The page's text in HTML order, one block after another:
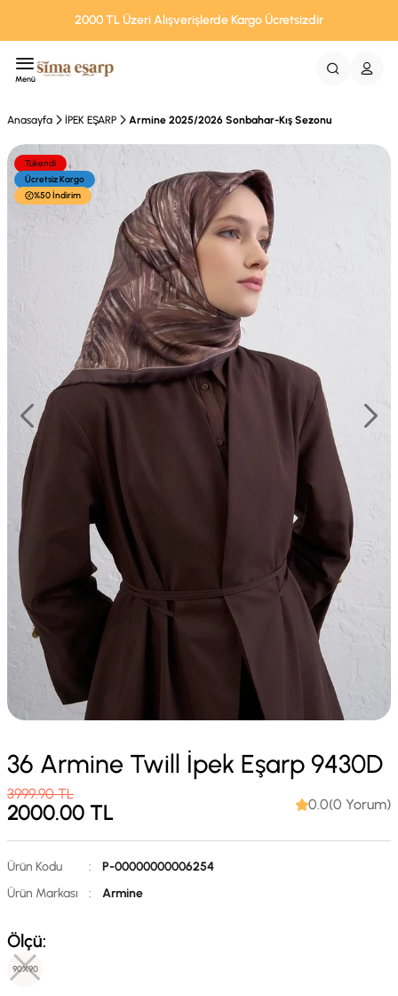
2000 TL Üzeri Alışverişlerde Kargo Ücretsizdir
Menü
Anasayfa İPEK EŞARP Armine 2025/2026 Sonbahar-Kış Sezonu
Tükendi
Ücretsiz Kargo
%50 İndirim
36 Armine Twill İpek Eşarp 9430D
3999.90TL
2000.00 TL 0.0(0 Yorum)
Ürün Kodu :
P-00000000006254
Ürün Markası
: Armine
Ölçü:
90X90